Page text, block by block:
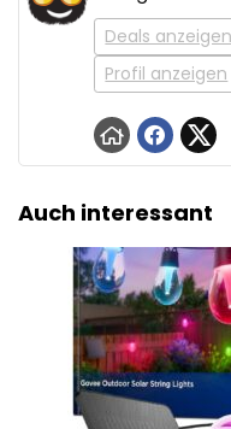
Deals anzeigen
Profil anzeigen
Auch interessant